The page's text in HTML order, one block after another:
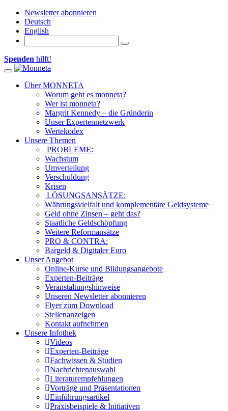
Newsletter abonnieren
Deutsch
English
Spenden hilft!
Toggle navigation
Über MONNETA
Worum geht es monneta?
Wer ist monneta?
Margrit Kennedy – die Gründerin
Unser Expertennetzwerk
Wertekodex
Unsere Themen
PROBLEME:
Wachstum
Umverteilung
Verschuldung
Krisen
LÖSUNGSANSÄTZE:
Währungsvielfalt und komplementäre Geldsysteme
Geld ohne Zinsen – geht das?
Staatliche Geldschöpfung
Weitere Reformansätze
PRO & CONTRA:
Bargeld & Digitaler Euro
Unser Angebot
Online-Kurse und Bildungsangebote
Experten-Beiträge
Veranstaltungshinweise
Unseren Newsletter abonnieren
Flyer zum Download
Stellenanzeigen
Kontakt aufnehmen
Unsere Infothek
Videos
Experten-Beiträge
Fachwissen & Studien
Nachrichtenauswahl
Literaturempfehlungen
Vorträge und Präsentationen
Einführungsartikel
Praxisbeispiele & Initiativen